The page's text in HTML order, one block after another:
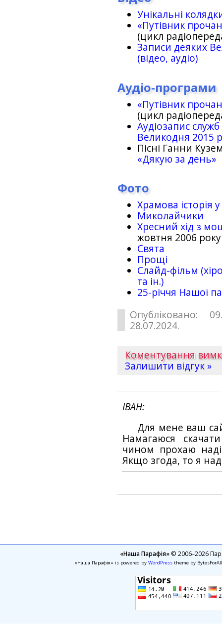
Унікальні
«Путівник
(цикл
Записи деяких
(відео, аудіо)
Аудіо-програми
«Путівник
(цикл
Аудіозапис
Великодня 2015
Пісні Ганни
«Дякую за день»
Фото
Храмова історія
Миколайчики
Хресний хід з
жовтня 2006 року
Свята
Прощі
Слайд-фільм
та ін.)
25-рiччя Нашої
Опубліковано:
28.07.2024.
Коментування
Залишити відгук »
ІВАН
Для мене ваш
Намагаюся
чином прохаю
Якщо згода, то я
«Наша Парафія»© 2006–2026
«Наша Парафія» is powered by WordPresstheme by